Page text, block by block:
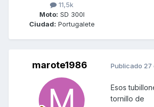
11,5k
Moto: SD 300I
Ciudad: Portugalete
marote1986 Publicado 27
Esos
tornillo de